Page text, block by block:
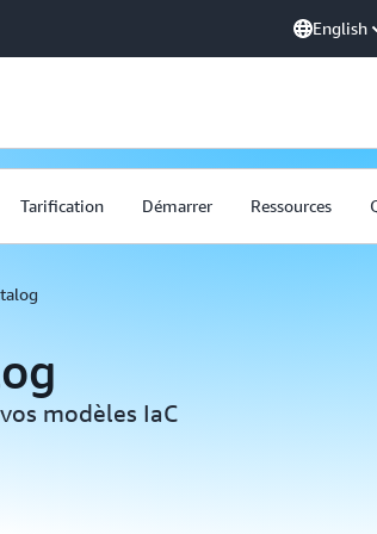
English
Tarification Démarrer Ressources
modèles IaC